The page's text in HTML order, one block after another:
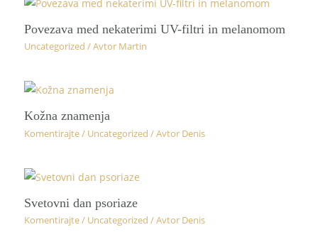
Povezava med nekaterimi UV-filtri in melanomom
Uncategorized / Avtor Martin
Kožna znamenja
Komentirajte/ Uncategorized / Avtor Denis
Svetovni dan psoriaze
Komentirajte/ Uncategorized / Avtor Denis